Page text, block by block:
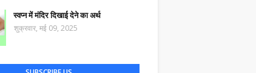
स्वप्न में मंदिर दिखाई देने का अर्थ
शुक्रवार, मई 09, 2025